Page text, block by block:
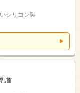
シリコン製
首